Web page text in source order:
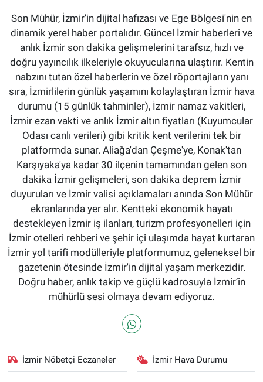
Son Mühür, İzmir’in dijital hafızası ve Ege Bölgesi'nin en
dinamik yerel haber portalıdır. Güncel İzmir haberleri ve
anlık İzmir son dakika gelişmelerini tarafsız, hızlı ve
doğru yayıncılık ilkeleriyle okuyucularına ulaştırır. Kentin
nabzını tutan özel haberlerin ve özel röportajların yanı
sıra, İzmirlilerin günlük yaşamını kolaylaştıran İzmir hava
durumu (15 günlük tahminler), İzmir namaz vakitleri,
İzmir ezan vakti ve anlık İzmir altın fiyatları (Kuyumcular
Odası canlı verileri) gibi kritik kent verilerini tek bir
platformda sunar. Aliağa'dan Çeşme'ye, Konak'tan
Karşıyaka'ya kadar 30 ilçenin tamamından gelen son
dakika İzmir gelişmeleri, son dakika deprem İzmir
duyuruları ve İzmir valisi açıklamaları anında Son Mühür
ekranlarında yer alır. Kentteki ekonomik hayatı
destekleyen İzmir iş ilanları, turizm profesyonelleri için
İzmir otelleri rehberi ve şehir içi ulaşımda hayat kurtaran
İzmir yol tarifi modülleriyle platformumuz, geleneksel bir
gazetenin ötesinde İzmir'in dijital yaşam merkezidir.
Doğru haber, anlık takip ve güçlü kadrosuyla İzmir’in
mühürlü sesi olmaya devam ediyoruz.
İzmir Nöbetçi Eczaneler İzmir Hava Durumu